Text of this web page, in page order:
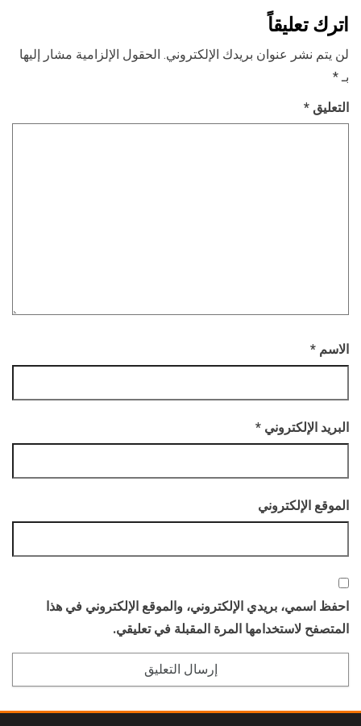
اترك تعليقاً
لن يتم نشر عنوان بريدك الإلكتروني. الحقول الإلزامية مشار إليها
بـ*
التعليق *
الاسم *
البريد الإلكتروني *
الموقع الإلكتروني
احفظ اسمي، بريدي الإلكتروني، والموقع الإلكتروني في هذا
المتصفح لاستخدامها المرة المقبلة في تعليقي.